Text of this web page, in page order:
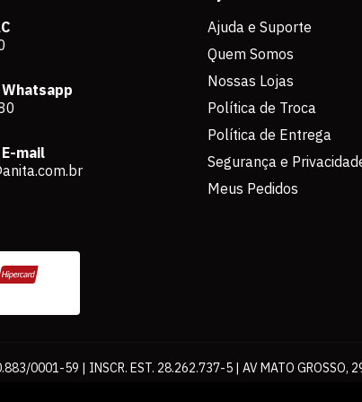
mail
Ajuda e Suporte
Quem Somos
Nossas Lojas
Política de Troca
Política de Entrega
Segurança e
Meus Pedidos
0001-59 | INSCR. EST. 28.262.737-5 | AV MATO GROSSO,